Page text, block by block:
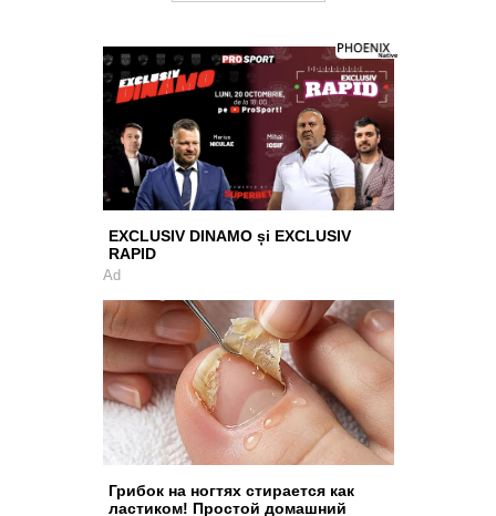
EXCLUSIV DINAMO și EXCLUSIV
RAPID
Ad
Грибок на ногтях стирается как
ластиком! Простой домашний